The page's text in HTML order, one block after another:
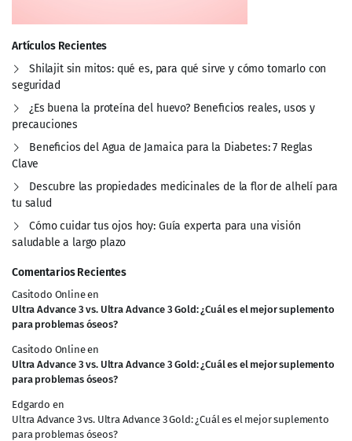
Artículos Recientes
Shilajit sin mitos: qué es, para qué sirve y cómo tomarlo con
seguridad
¿Es buena la proteína del huevo? Beneficios reales, usos y
precauciones
Beneficios del Agua de Jamaica para la Diabetes: 7 Reglas
Clave
Descubre las propiedades medicinales de la flor de alhelí para
tu salud
Cómo cuidar tus ojos hoy: Guía experta para una visión
saludable a largo plazo
Comentarios Recientes
Casitodo Onlineen
Ultra Advance 3 vs. Ultra Advance 3 Gold: ¿Cuál es el mejor suplemento
para problemas óseos?
Casitodo Onlineen
Ultra Advance 3 vs. Ultra Advance 3 Gold: ¿Cuál es el mejor suplemento
para problemas óseos?
Edgardo en
Ultra Advance 3 vs. Ultra Advance 3 Gold: ¿Cuál es el mejor suplemento
para problemas óseos?